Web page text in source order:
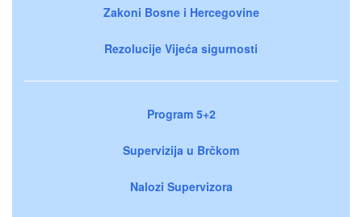
Zakoni Bosne i Hercegovine
Rezolucije Vijeća sigurnosti
Program 5+2
Supervizija u Brčkom
Nalozi Supervizora